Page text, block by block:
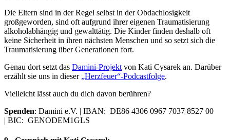
Die Eltern sind in der Regel selbst in der Obdachlosigkeit
großgeworden, sind oft aufgrund ihrer eigenen Traumatisierung
alkoholabhängig und gewalttätig. Die Kinder finden deshalb oft
keine Sicherheit in ihren nächsten Menschen und so setzt sich die
Traumatisierung über Generationen fort.
Genau dort setzt das Damini-Projekt von Kati Cysarek an. Darüber
erzählt sie uns in dieser „Herzfeuer“-Podcastfolge.
Vielleicht lässt auch du dich davon berühren?
Spenden: Damini e.V. | IBAN: DE86 4306 0967 7037 8527 00
| BIC: GENODEM1GLS